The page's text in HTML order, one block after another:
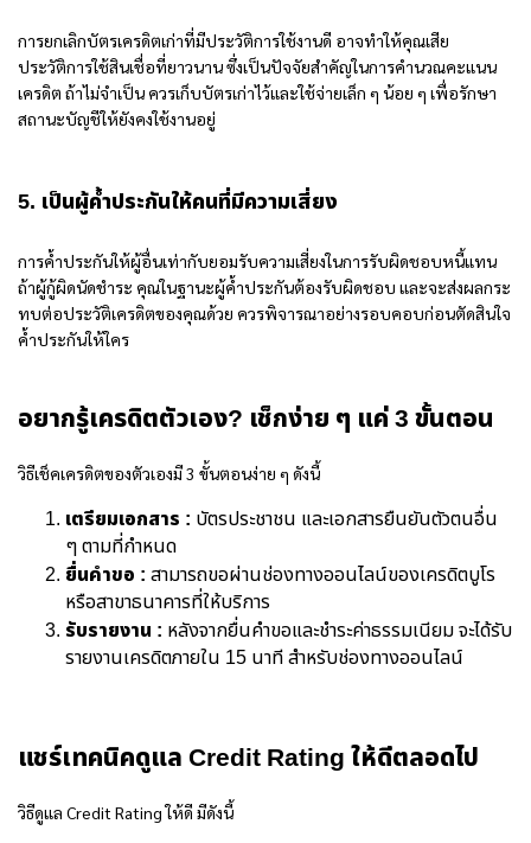
การยกเลิกบัตรเครดิตเก่าที่มีประวัติการใช้งานดี อาจทำให้คุณเสีย
ประวัติการใช้สินเชื่อที่ยาวนาน ซึ่งเป็นปัจจัยสำคัญในการคำนวณคะแนน
เครดิต ถ้าไม่จำเป็น ควรเก็บบัตรเก่าไว้และใช้จ่ายเล็ก ๆ น้อย ๆ เพื่อรักษา
สถานะบัญชีให้ยังคงใช้งานอยู่
5. เป็นผู้ค้ำประกันให้คนที่มีความเสี่ยง
การค้ำประกันให้ผู้อื่นเท่ากับยอมรับความเสี่ยงในการรับผิดชอบหนี้แทน
ถ้าผู้กู้ผิดนัดชำระ คุณในฐานะผู้ค้ำประกันต้องรับผิดชอบ และจะส่งผลกระ
ทบต่อประวัติเครดิตของคุณด้วย ควรพิจารณาอย่างรอบคอบก่อนตัดสินใจ
ค้ำประกันให้ใคร
อยากรู้เครดิตตัวเอง? เช็กง่าย ๆ แค่ 3 ขั้นตอน
วิธีเช็คเครดิตของตัวเองมี 3 ขั้นตอนง่าย ๆ ดังนี้
เตรียมเอกสาร : บัตรประชาชน และเอกสารยืนยันตัวตนอื่น
ๆ ตามที่กำหนด
ยื่นคำขอ : สามารถขอผ่านช่องทางออนไลน์ของเครดิตบูโร
หรือสาขาธนาคารที่ให้บริการ
รับรายงาน : หลังจากยื่นคำขอและชำระค่าธรรมเนียม จะได้รับ
รายงานเครดิตภายใน 15 นาที สำหรับช่องทางออนไลน์
แชร์เทคนิคดูแล Credit Rating ให้ดีตลอดไป
วิธีดูแล Credit Rating ให้ดี มีดังนี้